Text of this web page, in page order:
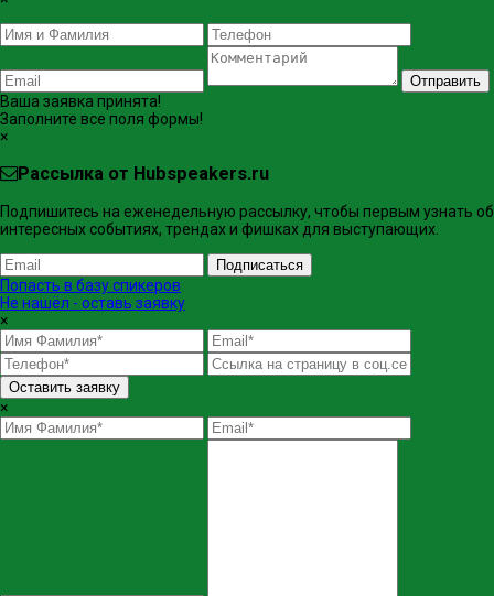
Отправить
Ваша заявка принята!
Заполните все поля формы!
×
Рассылка от Hubspeakers.ru
Подпишитесь на еженедельную рассылку, чтобы первым узнать об
интересных событиях, трендах и фишках ​для выступающих.
Подписаться
Попасть в базу спикеров
Не нашёл - оставь заявку
×
Оставить заявку
×